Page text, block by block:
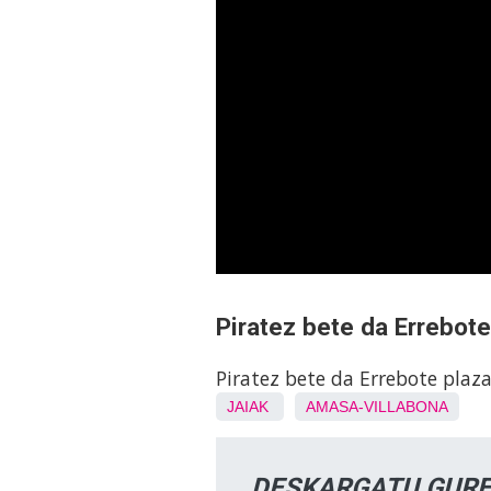
Piratez bete da
Piratez bete da Errebote plaza
JAIAK AMASA-VILLABONA